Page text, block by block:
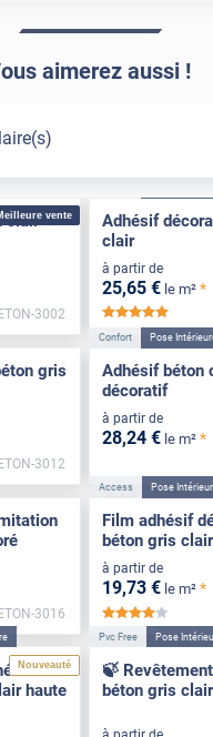
aimerez aussi !
vente
clair
3002
Adhésif
clair
à partir de
25,65 € le m² *
gris
3012
Confort Pose
Adhésif béton
décoratif
à partir de
28,24 € le m² *
3016
Access Pose
Film adhésif
béton gris
à partir de
19,73 € le m² *
*****
Nouveauté
haute
Pvc Free Pose
🍃
béton gris